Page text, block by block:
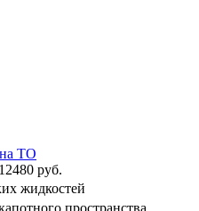
на ТО
12480 руб.
жидкостей
пространства